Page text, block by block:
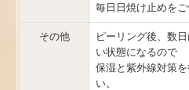
毎日日焼け止めをご
その他
ピーリング後、数
い状態になるので
保湿と紫外線対策
い。